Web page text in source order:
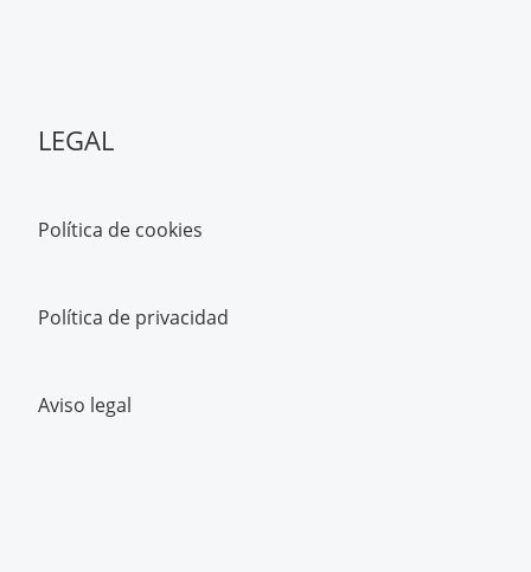
LEGAL
Política de cookies
Política de privacidad
Aviso legal